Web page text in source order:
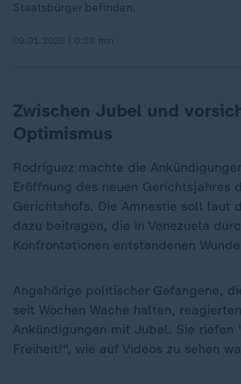
Staatsbürger befinden.
Zwischen Jubel und
Optimismus
Rodríguez machte die
Eröffnung des neuen Gerichtsjahres
Gerichtshofs. Die Amnestie soll laut
dazu beitragen, die in Venezuela
Konfrontationen entstandenen
Angehörige politischer Gefangene,
seit Wochen Wache halten,
Ankündigungen mit Jubel. Sie riefen
Freiheit!", wie auf Videos zu sehen